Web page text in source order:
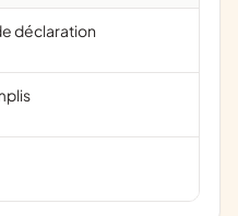
déclaration